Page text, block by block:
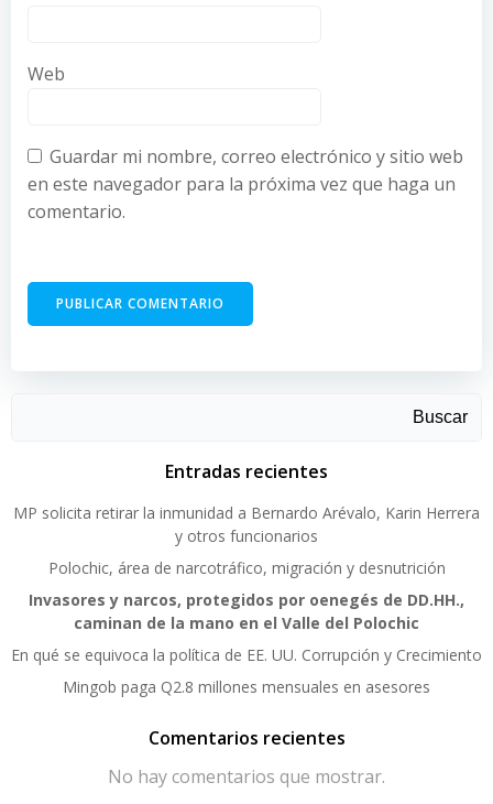
Web
Guardar mi nombre, correo electrónico y sitio web
en este navegador para la próxima vez que haga un
comentario.
Buscar
Entradas recientes
MP solicita retirar la inmunidad a Bernardo Arévalo, Karin Herrera
y otros funcionarios
Polochic, área de narcotráfico, migración y desnutrición
Invasores y narcos, protegidos por oenegés de DD.HH.,
caminan de la mano en el Valle del Polochic
En qué se equivoca la política de EE. UU. Corrupción y Crecimiento
Mingob paga Q2.8 millones mensuales en asesores
Comentarios recientes
No hay comentarios que mostrar.